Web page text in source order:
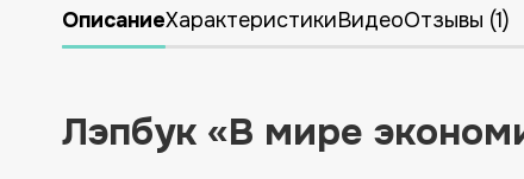
ОписаниеХарактеристикиВидеоОтзывы (1)
Лэпбук «В мире